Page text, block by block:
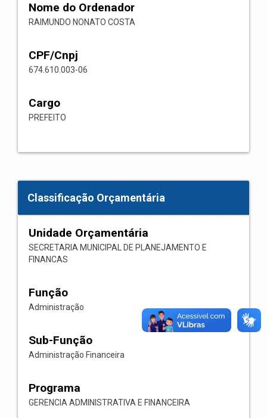
Nome do Ordenador
RAIMUNDO NONATO COSTA
CPF/Cnpj
674.610.003-06
Cargo
PREFEITO
Classificação Orçamentária
Unidade Orçamentária
SECRETARIA MUNICIPAL DE PLANEJAMENTO E
FINANCAS
Função
Administração
Sub-Função
Administração Financeira
Programa
GERENCIA ADMINISTRATIVA E FINANCEIRA